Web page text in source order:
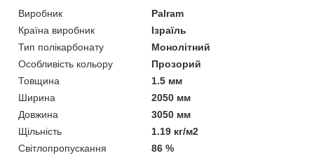
Виробник
Palram
Країна виробник
Ізраїль
Тип полікарбонату
Монолітний
Особливість кольору
Прозорий
Товщина
1.5 мм
Ширина
2050 мм
Довжина
3050 мм
Щільність
1.19 кг/м2
Світлопропускання
86 %